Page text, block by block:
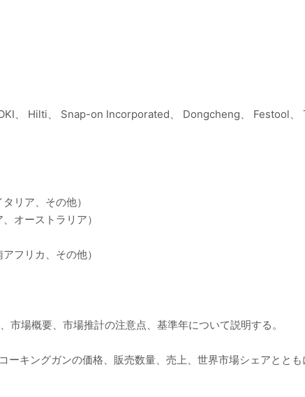
、 Hilti、 Snap-on Incorporated、 Dongcheng、 Festool、
リア、その他）
オーストラリア）
フリカ、その他）
場概要、市場推計の注意点、基準年について説明する。
キングガンの価格、販売数量、売上、世界市場シェアとと